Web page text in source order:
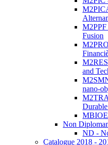
M2PPF
Fusion
and
nano-
Non
ND -
Catalogue 2018 -